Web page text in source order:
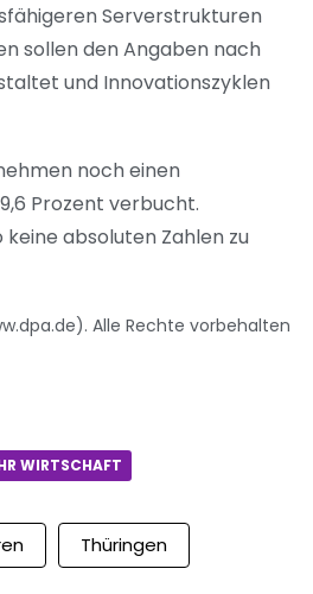
Serverstrukturen
sollen den Angaben nach
und Innovationszyklen
noch einen
Prozent verbucht.
absoluten Zahlen zu
Alle Rechte vorbehalten
WIRTSCHAFT
Thüringen